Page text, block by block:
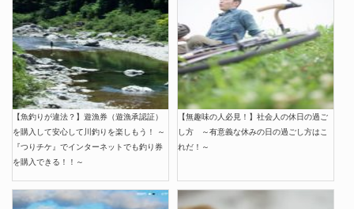
【魚釣りが違法？】遊漁券（遊漁承認証）
を購入して安心して川釣りを楽しもう！ ～
『つりチケ』でインターネットでも釣り券
を購入できる！！～
【無趣味の人必見！】社会人の休日の過ご
し方 ～有意義な休みの日の過ごし方はこ
れだ！～